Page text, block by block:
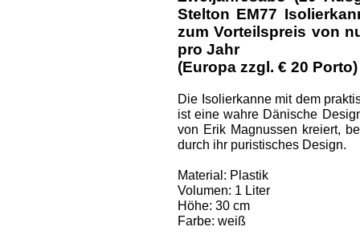
Stelton EM77
zum Vorteilspreis von
pro Jahr
(Europa zzgl. € 20 Porto)
Die Isolierkanne mit dem
ist eine wahre Dänische
von Erik Magnussen kreiert,
durch ihr puristisches Design.
Material: Plastik
Volumen: 1 Liter
Höhe: 30 cm
Farbe: weiß